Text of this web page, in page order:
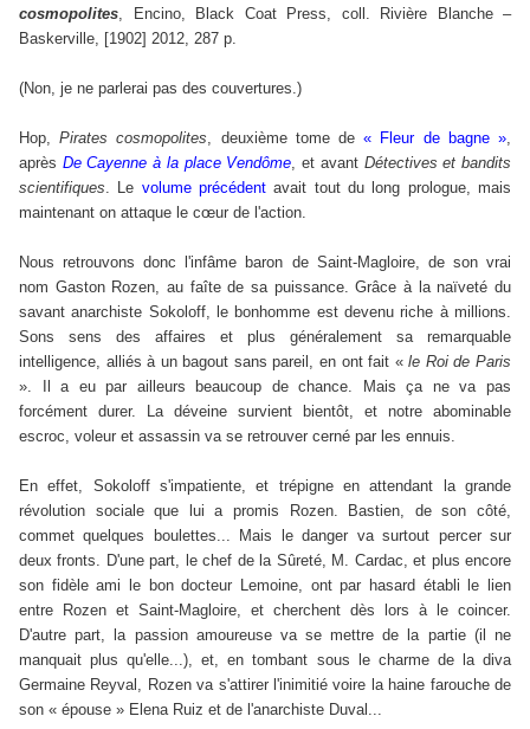
cosmopolites, Encino, Black Coat Press, coll. Rivière Blanche –
Baskerville, [1902] 2012, 287 p.
(Non, je ne parlerai pas des couvertures.)
Hop, Pirates cosmopolites, deuxième tome de« Fleur de bagne »,
après De Cayenne à la place Vendôme, et avant Détectives et bandits
scientifiques. Le volume précédent avait tout du long prologue, mais
maintenant on attaque le cœur de l'action.
Nous retrouvons donc l'infâme baron de Saint-Magloire, de son vrai
nom Gaston Rozen, au faîte de sa puissance. Grâce à la naïveté du
savant anarchiste Sokoloff, le bonhomme est devenu riche à millions.
Sons sens des affaires et plus généralement sa remarquable
intelligence, alliés à un bagout sans pareil, en ont fait « le Roi de Paris
». Il a eu par ailleurs beaucoup de chance. Mais ça ne va pas
forcément durer. La déveine survient bientôt, et notre abominable
escroc, voleur et assassin va se retrouver cerné par les ennuis.
En effet, Sokoloff s'impatiente, et trépigne en attendant la grande
révolution sociale que lui a promis Rozen. Bastien, de son côté,
commet quelques boulettes... Mais le danger va surtout percer sur
deux fronts. D'une part, le chef de la Sûreté, M. Cardac, et plus encore
son fidèle ami le bon docteur Lemoine, ont par hasard établi le lien
entre Rozen et Saint-Magloire, et cherchent dès lors à le coincer.
D'autre part, la passion amoureuse va se mettre de la partie (il ne
manquait plus qu'elle...), et, en tombant sous le charme de la diva
Germaine Reyval, Rozen va s'attirer l'inimitié voire la haine farouche de
son « épouse » Elena Ruiz et de l'anarchiste Duval...